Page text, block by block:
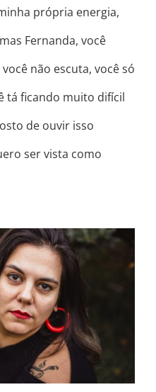
própria energia,
Fernanda, você
não escuta, você só
tá ficando muito difícil
de ouvir isso
ser vista como
ENGANADA